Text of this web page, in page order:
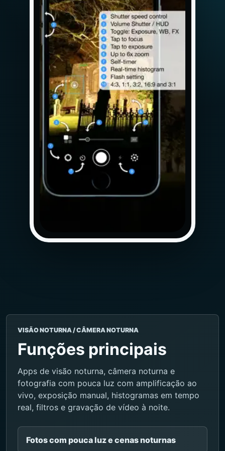
VISÃO NOTURNA / CÂMERA NOTURNA
Funções principais
Apps de visão noturna, câmera noturna e
fotografia com pouca luz com amplificação ao
vivo, exposição manual, histogramas em tempo
real, filtros e gravação de vídeo à noite.
Fotos com pouca luz e cenas noturnas